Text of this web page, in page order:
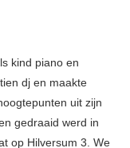
kind piano en
dj en maakte
uit zijn
gedraaid werd in
op Hilversum 3. We